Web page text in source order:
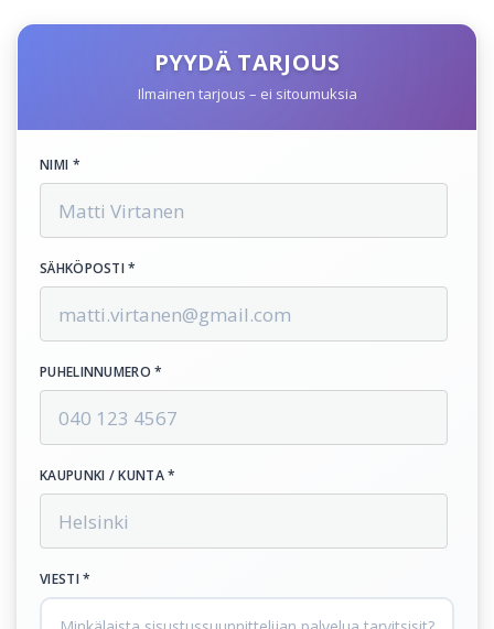
PYYDÄ TARJOUS
Ilmainen tarjous – ei sitoumuksia
NIMI *
SÄHKÖPOSTI *
PUHELINNUMERO *
KAUPUNKI / KUNTA *
VIESTI *